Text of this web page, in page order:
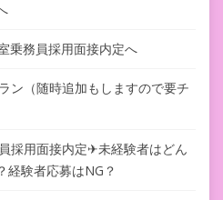
乗務員採用面接内定へ
ン（随時追加もしますので要チ
採用面接内定✈未経験者はどん
経験者応募はNG？